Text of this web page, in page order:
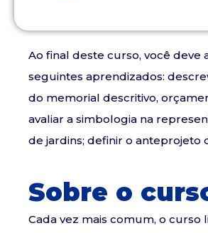
Ao final deste curso, você deve
seguintes aprendizados:
do memorial descritivo,
avaliar a simbologia na
de jardins; definir o anteprojeto
Sobre o
Cada vez mais comum, o curso